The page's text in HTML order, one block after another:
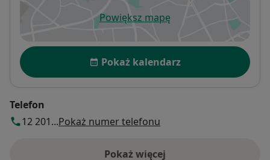
Powiększ mapęotwiera się w nowej karcie
Dostępność
Pokaż kalendarz
Telefon
12 201...Pokaż numer telefonu
Pokaż więcej